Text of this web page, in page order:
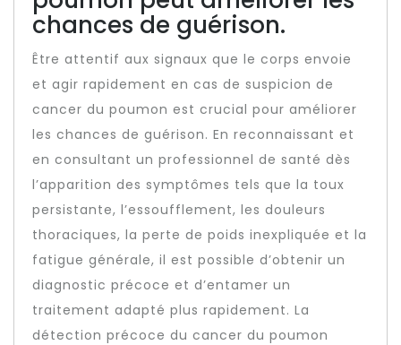
chances de guérison.
Être attentif aux signaux que le corps envoie
et agir rapidement en cas de suspicion de
cancer du poumon est crucial pour améliorer
les chances de guérison. En reconnaissant et
en consultant un professionnel de santé dès
l’apparition des symptômes tels que la toux
persistante, l’essoufflement, les douleurs
thoraciques, la perte de poids inexpliquée et la
fatigue générale, il est possible d’obtenir un
diagnostic précoce et d’entamer un
traitement adapté plus rapidement. La
détection précoce du cancer du poumon